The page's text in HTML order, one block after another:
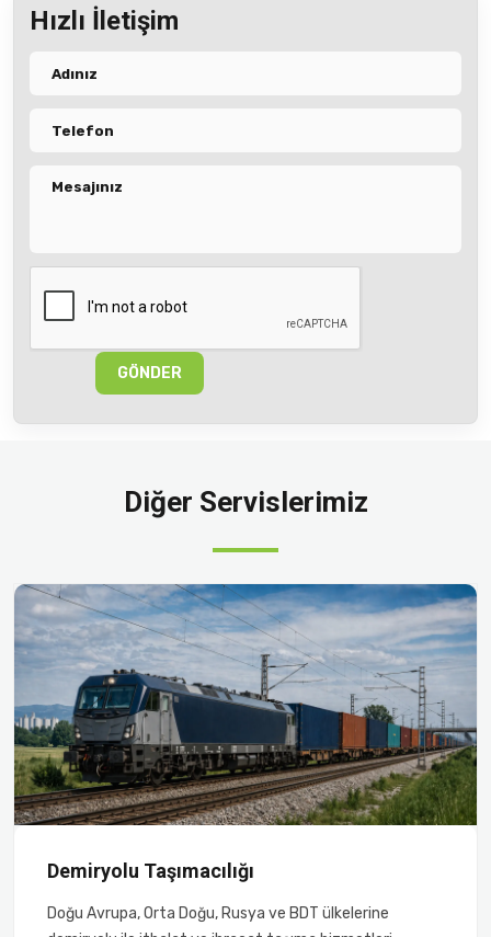
Hızlı İletişim
GÖNDER
Diğer Servislerimiz
Demiryolu Taşımacılığı
Doğu Avrupa, Orta Doğu, Rusya ve BDT ülkelerine